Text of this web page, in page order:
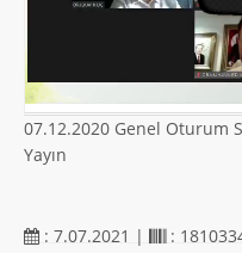
07.12.2020 Genel Oturum
Yayın
: 7.07.2021 | :